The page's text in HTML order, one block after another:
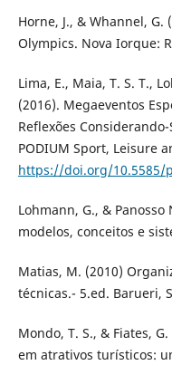
Horne, J., & Whannel,
Olympics. Nova Iorque:
Lima, E., Maia, T. S. T.,
(2016). Megaeventos
Reflexões
PODIUM Sport, Leisure
https://doi.org/10.5585/
Lohmann, G., &
modelos, conceitos e
Matias, M. (2010)
técnicas.- 5.ed. Barueri,
Mondo, T. S., & Fiates,
em atrativos turísticos: